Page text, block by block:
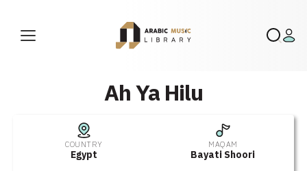
Ah Ya Hilu
COUNTRY
Egypt
MAQAM
Bayati Shoori